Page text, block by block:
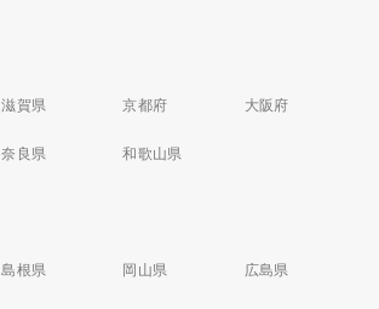
滋賀県 京都府 大阪府
奈良県 和歌山県
島根県 岡山県 広島県